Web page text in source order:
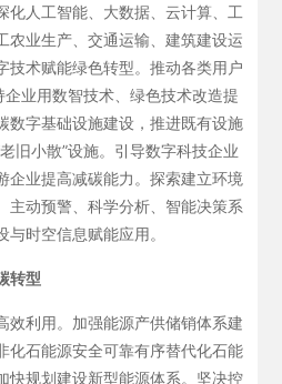
化人工智能、大数据、云计算、工
农业生产、交通运输、建筑建设运
技术赋能绿色转型。推动各类用户
企业用数智技术、绿色技术改造提
数字基础设施建设，推进既有设施
旧小散”设施。引导数字科技企业
企业提高减碳能力。探索建立环境
主动预警、科学分析、智能决策系
时空信息赋能应用。
转型
效利用。加强能源产供储销体系建
化石能源安全可靠有序替代化石能
快规划建设新型能源体系。坚决控